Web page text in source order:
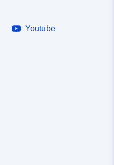
Youtube